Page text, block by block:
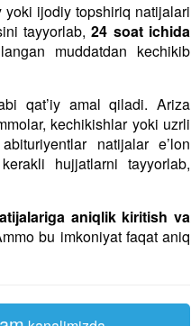
ijodiy topshiriq natijalari
tayyorlab,24 soat ichida
muddatdan kechikib
qat’iy amal qiladi. Ariza
kechikishlar yoki uzrli
natijalar e’lon
hujjatlarni tayyorlab,
aniqlik kiritish va
bu imkoniyat faqat aniq